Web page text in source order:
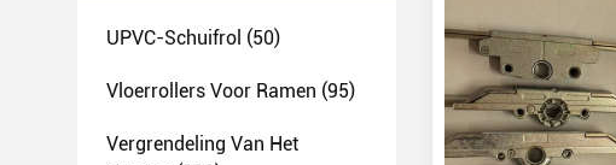
UPVC-Schuifrol (50)
Vloerrollers Voor Ramen (95)
Vergrendeling Van Het